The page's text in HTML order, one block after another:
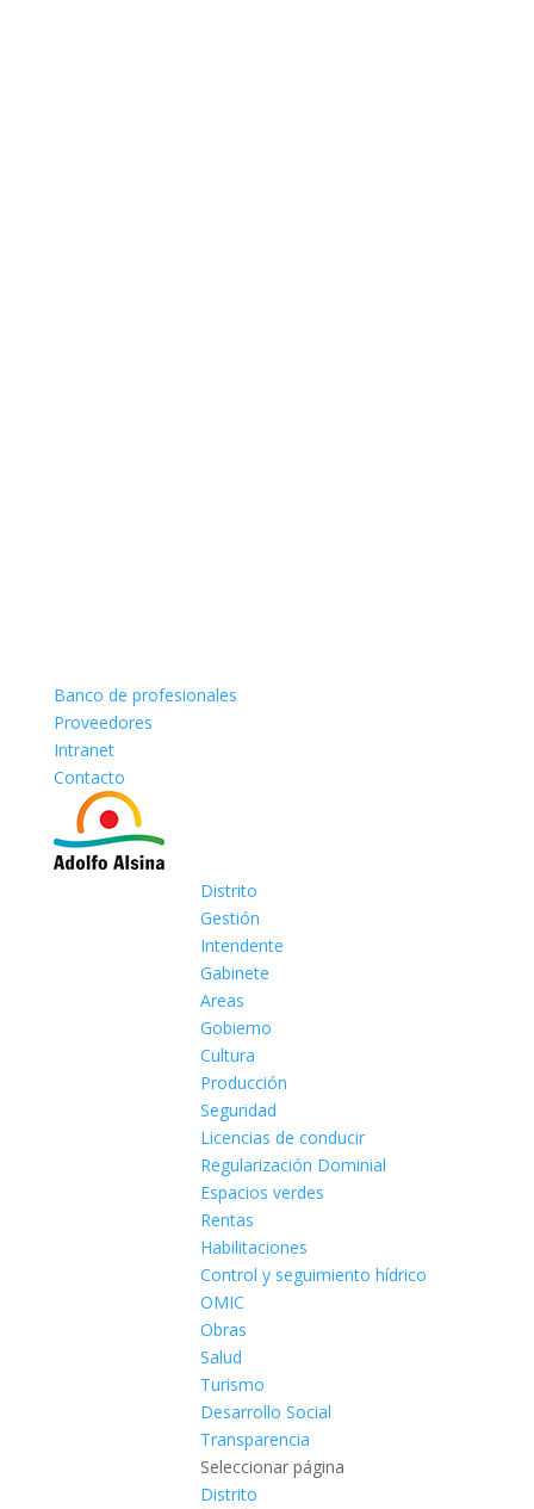
Banco de profesionales
Proveedores
Intranet
Contacto
Distrito
Gestión
Intendente
Gabinete
Areas
Gobierno
Cultura
Producción
Seguridad
Licencias de conducir
Regularización Dominial
Espacios verdes
Rentas
Habilitaciones
Control y seguimiento hídrico
OMIC
Obras
Salud
Turismo
Desarrollo Social
Transparencia
Seleccionar página
Distrito